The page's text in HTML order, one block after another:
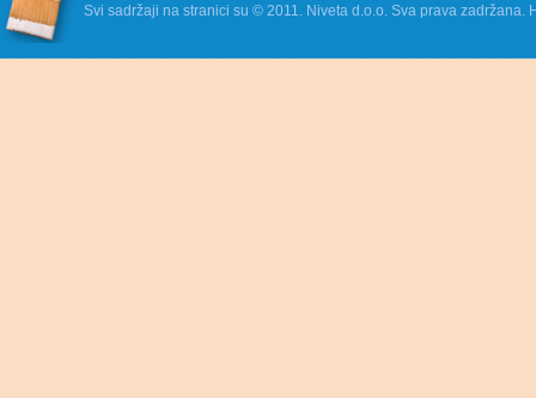
Svi sadržaji na stranici su © 2011. Niveta d.o.o. Sva prava zadržana.